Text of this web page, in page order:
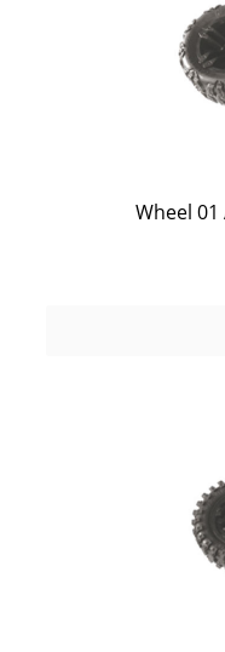
Wheel